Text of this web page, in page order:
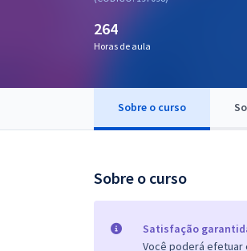
OAB
264
Horas de aula
Sobre o curso
Sobre o curso
Satisfação
Você poderá efetuar